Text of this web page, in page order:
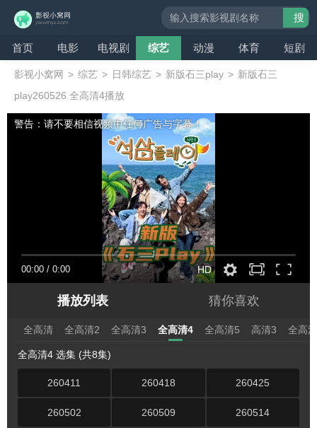
首页 电影 电视剧 综艺 动漫 体育 短剧
搜
影视小窝网 > 综艺 > 日韩综艺 > 新版石三play > 新版石三
play260526 全高清4播放
00:00 / 0:00 HD
警告：请不要相信视频中任何广告与字幕！
播放列表 猜你喜欢
全高清 全高清2 全高清3 全高清4 全高清5 高清3 全高
全高清4 选集 (共8集)
260411 260418 260425
260502 260509 260514